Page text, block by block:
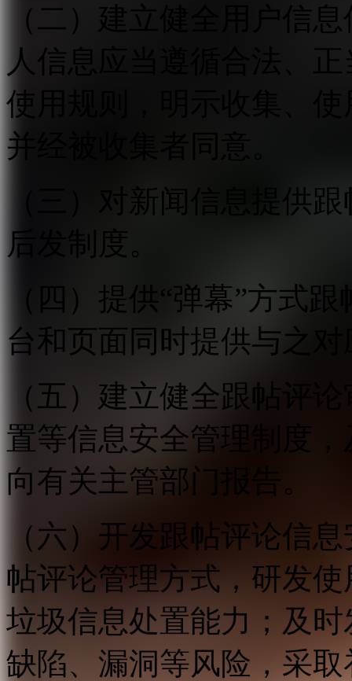
（二）建立健全用户信
人信息应当遵循合法、
使用规则，明示收集、
并经被收集者同意。
（三）对新闻信息提供
后发制度。
（四）提供“弹幕”方式
台和页面同时提供与之
（五）建立健全跟帖评
置等信息安全管理制度
向有关主管部门报告。
（六）开发跟帖评论信
帖评论管理方式，研发
垃圾信息处置能力；及
缺陷、漏洞等风险，采